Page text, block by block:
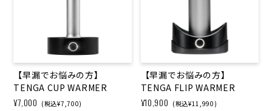
【早漏でお悩みの方】
TENGA CUP WARMER
¥7,000 (税込¥7,700)
【早漏でお悩みの方】
TENGA FLIP WARMER
¥10,900 (税込¥11,990)